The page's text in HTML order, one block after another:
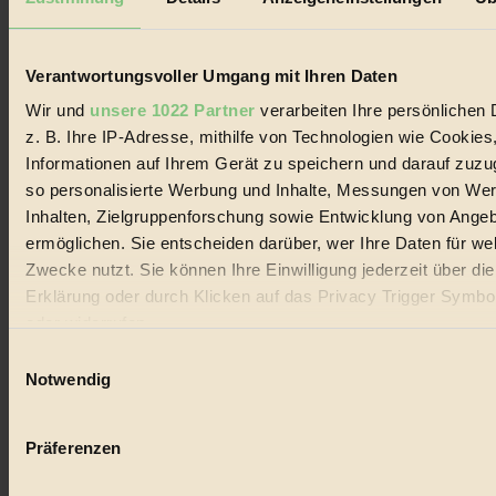
Verantwortungsvoller Umgang mit Ihren Daten
Wir und unsere 1022 Partner verarbeiten Ihre persönlichen
z. B. Ihre IP-Adresse, mithilfe von Technologien wie
Informationen auf Ihrem Gerät zu speichern und darauf
so personalisierte Werbung und Inhalte, Messungen von
Inhalten, Zielgruppenforschung sowie Entwicklung von
ermöglichen. Sie entscheiden darüber, wer Ihre Daten für
Zwecke nutzt. Sie können Ihre Einwilligung jederzeit über
Erklärung oder durch Klicken auf das Privacy Trigger
Wenn Sie es erlauben, würden wir auch gerne:
Ihr Gerät durch aktives Scannen nach bestimmten
Notwendig
Präferenzen
Biorama steht für einen nachhaltigen Lebensstil und bewussten
Lebenswandel. Es ist eine moderne Plattform für Ideen, Menschen
Handels mit Bioprodukten, des Fair-Trade sowie der Branche
alternativer Energien.
Social Media
22.601 Fans auf Facebook
3.415 Follower auf Twitter
Folge uns auf Instagram
Themen
Bio
Vegan